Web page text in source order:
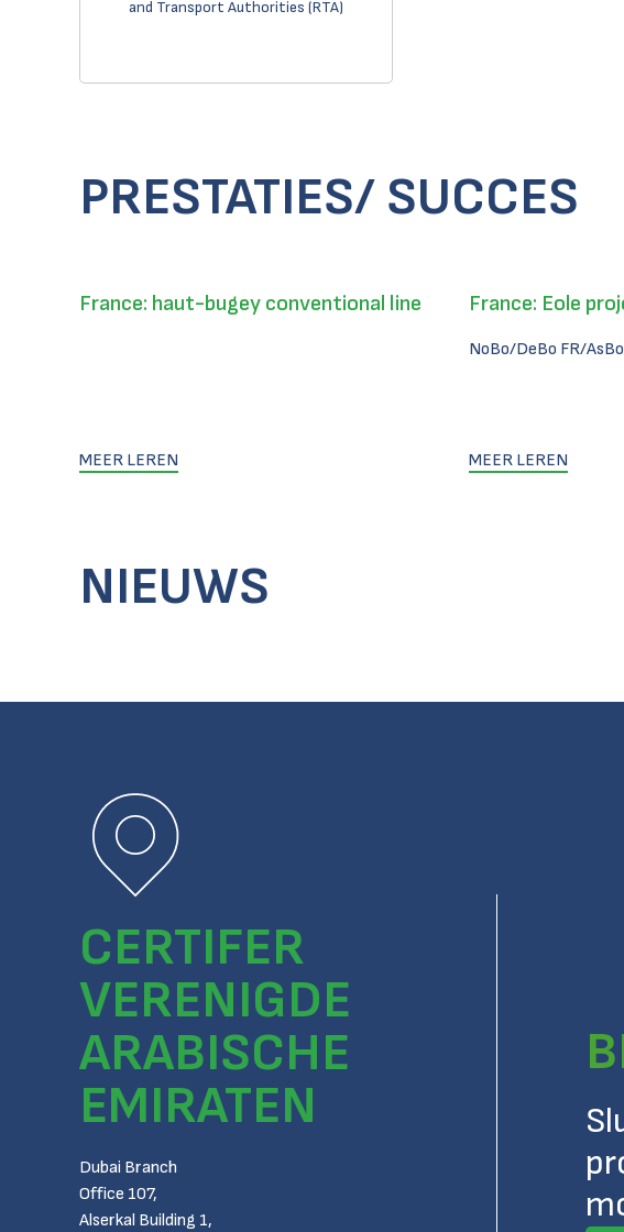
and Transport Authorities (RTA)
PRESTATIES/ SUCCES
France: haut-bugey conventional line
MEER LEREN
France: Eole
NoBo/DeBo FR/
MEER LEREN
NIEUWS
CERTIFER
VERENIGDE
ARABISCHE
EMIRATEN
Dubai Branch
Office 107,
Alserkal Building 1,